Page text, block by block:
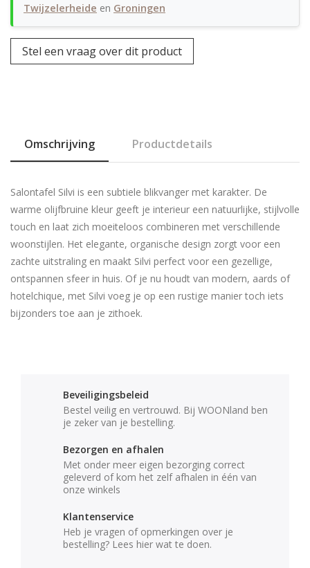
Twijzelerheide en Groningen
Stel een vraag over dit product
Omschrijving Productdetails
Salontafel Silvi is een subtiele blikvanger met karakter. De
warme olijfbruine kleur geeft je interieur een natuurlijke, stijlvolle
touch en laat zich moeiteloos combineren met verschillende
woonstijlen. Het elegante, organische design zorgt voor een
zachte uitstraling en maakt Silvi perfect voor een gezellige,
ontspannen sfeer in huis. Of je nu houdt van modern, aards of
hotelchique, met Silvi voeg je op een rustige manier toch iets
bijzonders toe aan je zithoek.
Beveiligingsbeleid
Bestel veilig en vertrouwd. Bij WOONland ben
je zeker van je bestelling.
Bezorgen en afhalen
Met onder meer eigen bezorging correct
geleverd of kom het zelf afhalen in één van
onze winkels
Klantenservice
Heb je vragen of opmerkingen over je
bestelling? Lees hier wat te doen.